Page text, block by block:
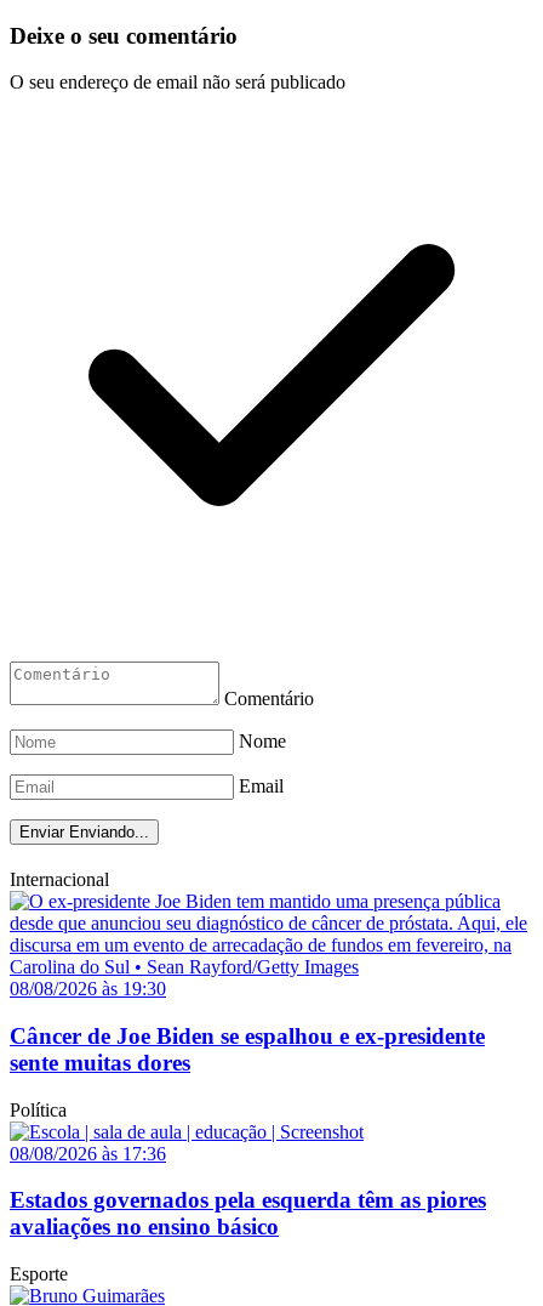
Deixe o seu comentário
O seu endereço de email não será publicado
Comentário
Nome
Email
Enviar Enviando...
Internacional
08/08/2026 às 19:30
Câncer de Joe Biden se espalhou e ex-presidente
sente muitas dores
Política
08/08/2026 às 17:36
Estados governados pela esquerda têm as piores
avaliações no ensino básico
Esporte